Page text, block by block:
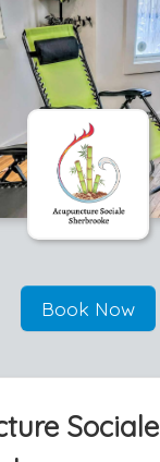
Book Now
Sociale